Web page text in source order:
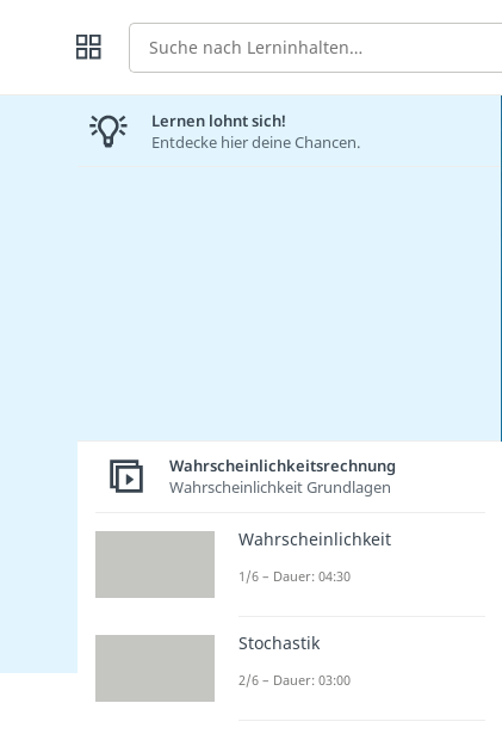
Suche
Lernen lohnt sich!
Entdecke hier deine Chancen.
Wahrscheinlichkeitsrechnung
Wahrscheinlichkeit Grundlagen
Wahrscheinlichkeit
1/6 – Dauer: 04:30
Stochastik
2/6 – Dauer: 03:00